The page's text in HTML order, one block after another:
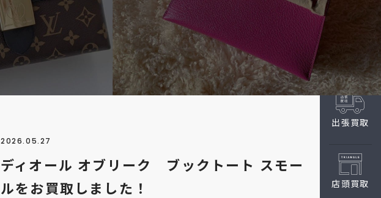
出張買取
店頭買取
2026.05.27
ディオール オブリーク ブックトート スモー
ルをお買取しました！